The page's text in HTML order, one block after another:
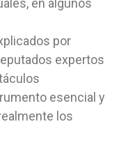
en algunos
por
expertos
esencial y
los